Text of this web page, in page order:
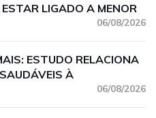
LIGADO A MENOR
06/08/2026
ESTUDO RELACIONA
À
06/08/2026